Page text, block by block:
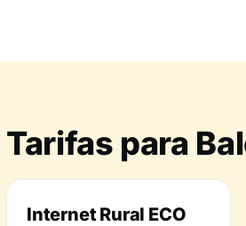
Tarifas para
Internet Rural ECO